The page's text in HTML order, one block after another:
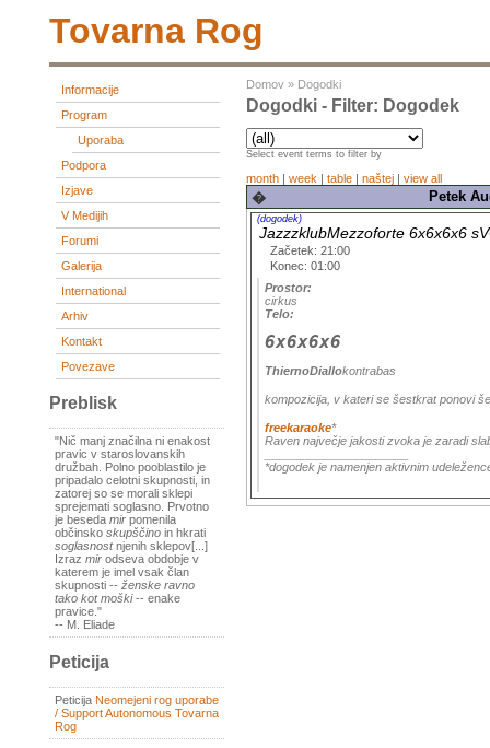
Tovarna Rog
Informacije
Program
Uporaba
Podpora
Izjave
V Medijih
Forumi
Galerija
International
Arhiv
Kontakt
Povezave
Preblisk
"Nič manj značilna ni enakost
pravic v staroslovanskih
družbah. Polno pooblastilo je
pripadalo celotni skupnosti, in
zatorej so se morali sklepi
sprejemati soglasno. Prvotno
je beseda mir pomenila
občinsko skupščino in hkrati
soglasnostnjenih sklepov[...]
Izraz mir odseva obdobje v
katerem je imel vsak član
skupnosti -- ženske ravno
tako kot moški-- enake
pravice."
-- M. Eliade
Peticija
Peticija Neomejeni rog uporabe
/ Support Autonomous Tovarna
Rog
Domov » Dogodki
Dogodki - Filter: Dogodek
Select event terms to filter by
month | week | table | naštej | view all
� Petek
(dogodek)
JazzzklubMezzoforte 6x6x6x6
Začetek: 21:00
Konec: 01:00
Prostor:
cirkus
Telo:
6x6x6x6
ThiernoDiallokontrabas
kompozicija, v kateri se šestkrat ponovi
freekaraoke*
Raven največje jakosti zvoka je zaradi
*dogodek je namenjen aktivnim